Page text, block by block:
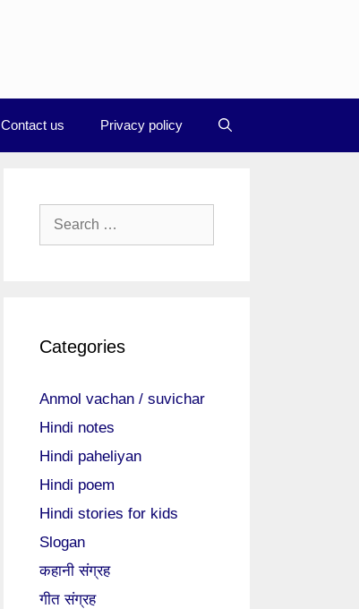
Contact us Privacy policy
Search
Categories
Anmol vachan / suvichar
Hindi notes
Hindi paheliyan
Hindi poem
Hindi stories for kids
Slogan
कहानी संग्रह
गीत संग्रह